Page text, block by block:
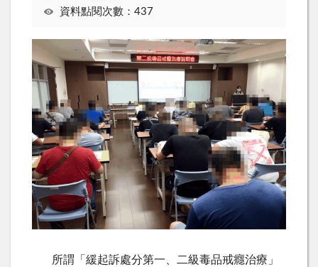
資料點閱次數：437
所謂「緩起訴處分第一、二級毒品戒癮治療」